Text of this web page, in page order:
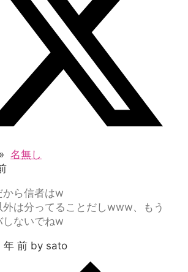
名無し
から信者はw
外は分ってることだしwww、もう
しないでねw
年 前 by sato